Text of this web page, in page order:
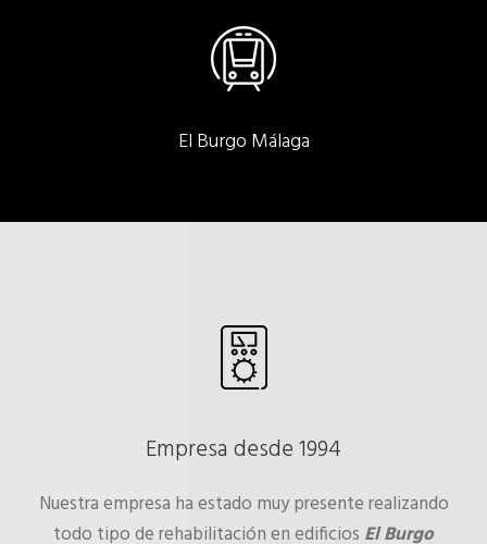
El Burgo Málaga
Empresa desde 1994
Nuestra empresa ha estado muy presente realizando
todo tipo de rehabilitación en edificios El Burgo